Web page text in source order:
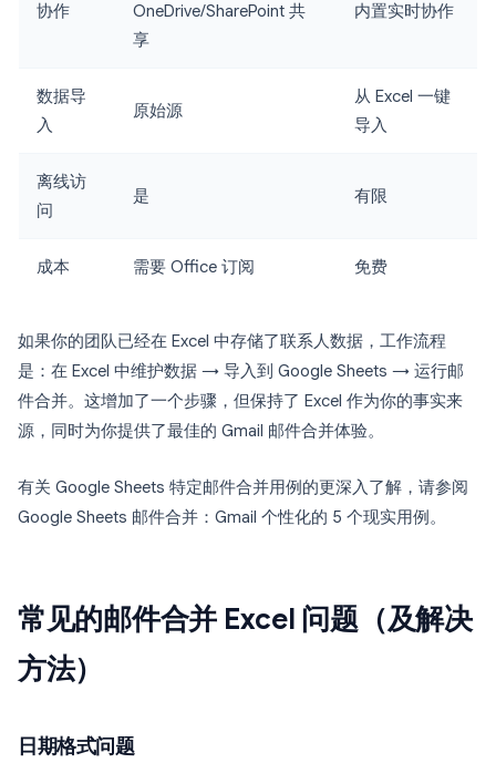
协作
OneDrive/SharePoint 共
享
内置实时协作
数据导
入
原始源
从 Excel 一键
导入
离线访
问
是 有限
成本 需要 Office 订阅 免费
如果你的团队已经在 Excel 中存储了联系人数据，工作流程
是：在 Excel 中维护数据 → 导入到 Google Sheets → 运行邮
件合并。这增加了一个步骤，但保持了 Excel 作为你的事实来
源，同时为你提供了最佳的 Gmail 邮件合并体验。
有关 Google Sheets 特定邮件合并用例的更深入了解，请参阅
Google Sheets 邮件合并：Gmail 个性化的 5 个现实用例。
常见的邮件合并 Excel 问题（及解决
方法）
日期格式问题